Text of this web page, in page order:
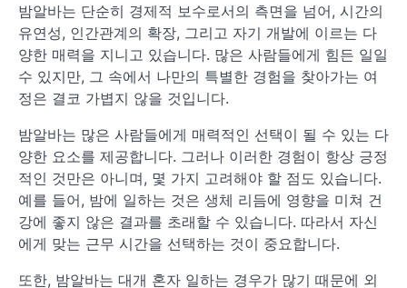
밤알바는 단순히 경제적 보수로서의 측면을 넘어, 시간의
유연성, 인간관계의 확장, 그리고 자기 개발에 이르는 다
양한 매력을 지니고 있습니다. 많은 사람들에게 힘든 일일
수 있지만, 그 속에서 나만의 특별한 경험을 찾아가는 여
정은 결코 가볍지 않을 것입니다.
밤알바는 많은 사람들에게 매력적인 선택이 될 수 있는 다
양한 요소를 제공합니다. 그러나 이러한 경험이 항상 긍정
적인 것만은 아니며, 몇 가지 고려해야 할 점도 있습니다.
예를 들어, 밤에 일하는 것은 생체 리듬에 영향을 미쳐 건
강에 좋지 않은 결과를 초래할 수 있습니다. 따라서 자신
에게 맞는 근무 시간을 선택하는 것이 중요합니다.
또한, 밤알바는 대개 혼자 일하는 경우가 많기 때문에 외